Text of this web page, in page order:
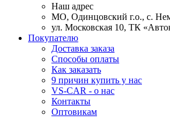
Наш адрес
МО, Одинцовский г.о., с.
ул. Московская 10, ТК
Покупателю
Доставка заказа
Способы оплаты
Как заказать
9 причин купить у нас
VS-CAR - о нас
Контакты
Оптовикам